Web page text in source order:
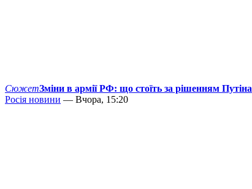
СюжетЗміни в армії РФ: що стоїть за рішенням Путіна
Росія новини — Вчора, 15:20